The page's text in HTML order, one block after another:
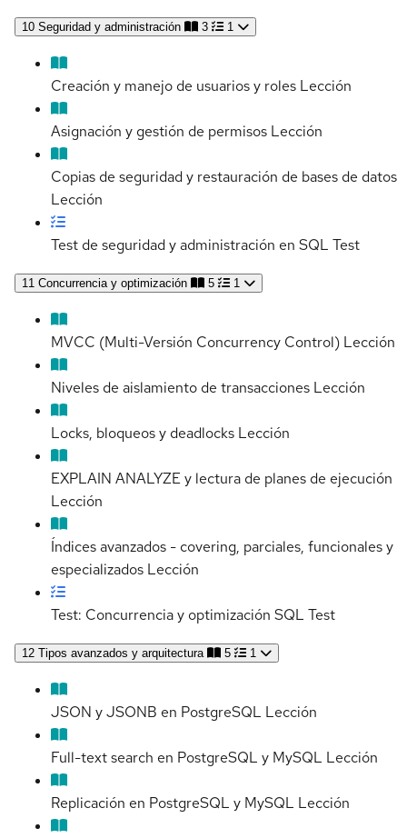
10 Seguridad y administración 3 1
Creación y manejo de usuarios y roles Lección
Asignación y gestión de permisos Lección
Copias de seguridad y restauración de bases de datos
Lección
Test de seguridad y administración en SQL Test
11 Concurrencia y optimización 5 1
MVCC (Multi-Versión Concurrency Control) Lección
Niveles de aislamiento de transacciones Lección
Locks, bloqueos y deadlocks Lección
EXPLAIN ANALYZE y lectura de planes de ejecución
Lección
Índices avanzados - covering, parciales, funcionales y
especializados Lección
Test: Concurrencia y optimización SQL Test
12 Tipos avanzados y arquitectura 5 1
JSON y JSONB en PostgreSQL Lección
Full-text search en PostgreSQL y MySQL Lección
Replicación en PostgreSQL y MySQL Lección